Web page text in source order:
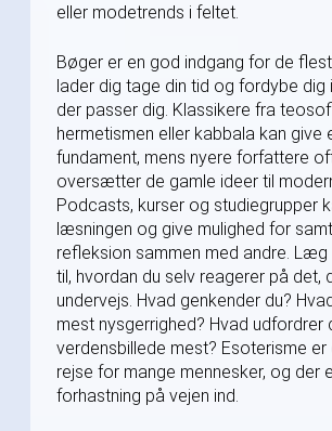
eller modetrends i feltet.
Bøger er en god indgang for de
lader dig tage din tid og fordybe dig
der passer dig. Klassikere fra
hermetismen eller kabbala kan give
fundament, mens nyere forfattere
oversætter de gamle ideer til
Podcasts, kurser og studiegrupper
læsningen og give mulighed for
refleksion sammen med andre.
til, hvordan du selv reagerer på det,
undervejs. Hvad genkender du?
mest nysgerrighed? Hvad udfordrer
verdensbillede mest? Esoterisme er
rejse for mange mennesker, og der
forhastning på vejen ind.